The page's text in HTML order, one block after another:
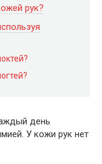
рук?
день
У кожи рук нет